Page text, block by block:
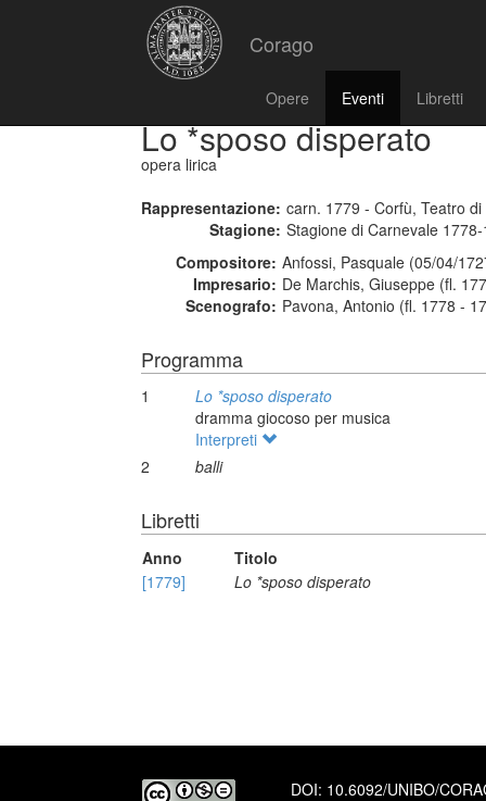
Corago
Opere Eventi Libretti
Lo *sposo disperato
opera lirica
Rappresentazione: carn. 1779 - Corfù, Teatro
Stagione: Stagione di Carnevale
Compositore: Anfossi, Pasquale (05/04/
Impresario: De Marchis, Giuseppe (fl.
Scenografo: Pavona, Antonio (fl. 1778 -
Programma
1
Lo *sposo disperato
dramma giocoso per musica
Interpreti
2
balli
Libretti
Anno
Titolo
[1779]
Lo *sposo disperato
DOI: 10.6092/UNIBO/